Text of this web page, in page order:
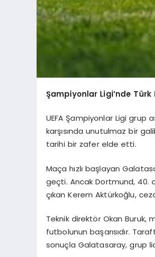
Şampiyonlar Ligi’nde
UEFA Şampiyonlar Ligi grup
karşısında unutulmaz bir
tarihi bir zafer elde etti.
Maça hızlı başlayan
geçti. Ancak Dortmund, 40.
çıkan Kerem Aktürkoğlu,
Teknik direktör Okan Buruk,
futbolunun başarısıdır.
sonuçla Galatasaray, grup